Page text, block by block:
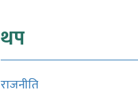
थप
राजनीति